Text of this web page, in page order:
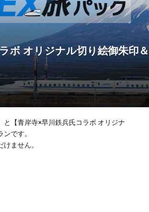
ラボ オリジナル切り絵御朱
【青岸寺×早川鉄兵氏コラボ オリジナ
です。
ません。